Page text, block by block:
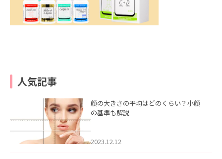
人気記事
顔の大きさの平均はどのくらい？小顔
の基準も解説
2023.12.12